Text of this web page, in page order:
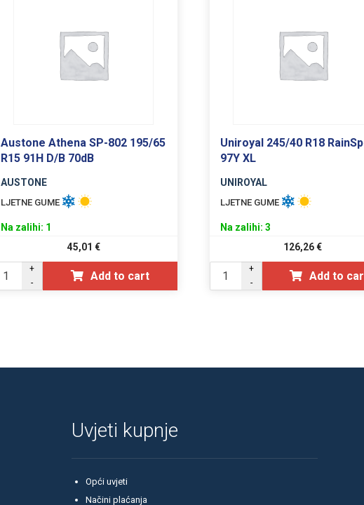
Austone Athena SP-802 195/65
R15 91H D/B 70dB
AUSTONE
LJETNE GUME
Na zalihi: 1
45,01 €
+
-
Add to cart
Uniroyal 245/40 R18
97Y XL
UNIROYAL
LJETNE GUME
Na zalihi: 3
126,26€
+
-
Add to
Uvjeti kupnje
Opći uvjeti
Načini plaćanja